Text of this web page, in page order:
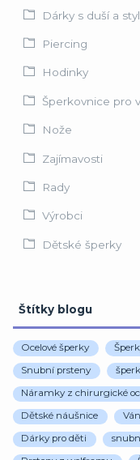
Dárky s duší a
Piercing
Hodinky
Šperkovnice pro
Nože
Zajímavosti
Rady
Výrobci
Dětské šperky
Štítky blogu
Ocelové šperky
Snubní prsteny
Náramky z chirurgické
Dětské náušnice
Dárky pro děti